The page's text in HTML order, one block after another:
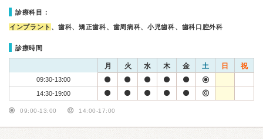
診療科目：
インプラント 、歯科、矯正歯科、歯周病科、小児歯科、歯科口腔外科
診療時間
月 火 水 木 金 土 日 祝
09:30-13:00
14:30-19:00
09:00-13:00 14:00-17:00